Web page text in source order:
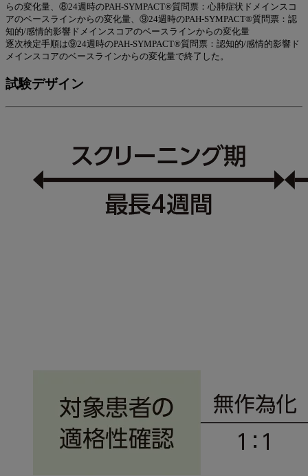
らの変化量、⑧24週時のPAH-SYMPACT®質問票：心肺症状ドメインスコ
アのベースラインからの変化量、⑨24週時のPAH-SYMPACT®質問票：認
知的/感情的影響ドメインスコアのベースラインからの変化量
逐次検定手順は⑨24週時のPAH-SYMPACT®質問票：認知的/感情的影響ド
メインスコアのベースラインからの変化量で終了した。
試験デザイン